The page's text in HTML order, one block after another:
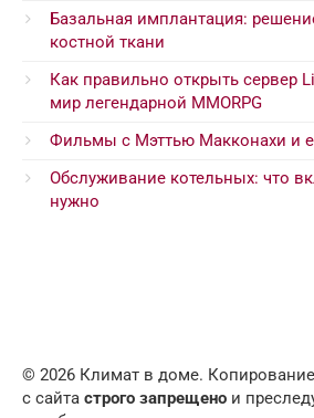
Базальная имплантация:
костной ткани
Как правильно открыть сервер
мир легендарной MMORPG
Фильмы с Мэттью Макконахи и
Обслуживание котельных: что
нужно
© 2026 Климат в доме.
с сайта строго запрещено и